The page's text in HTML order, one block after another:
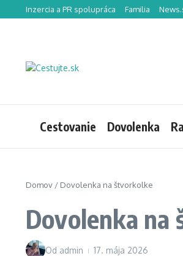
Preskočiť na obsah
Inzercia a PR spolupráca Familia
Cestovanie Dovolenka
Domov / Dovolenka na štvorkolke
Dovolenka na
Od admin 17. mája 2026